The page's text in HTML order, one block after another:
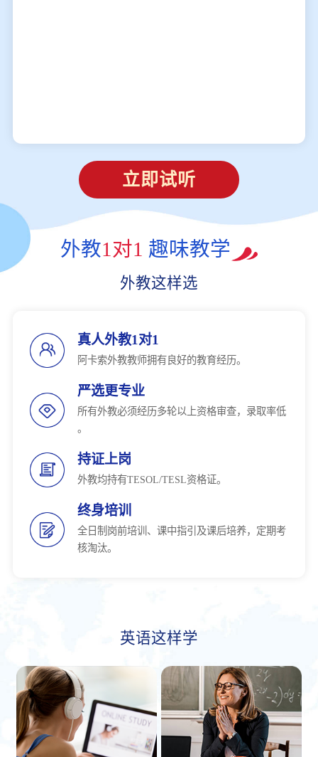
立即试听
外教1对1 趣味教学
外教这样选
真人外教1对1
阿卡索外教教师拥有良好的教育经历。
严选更专业
所有外教必须经历多轮以上资格审查，录取率低
。
持证上岗
外教均持有TESOL/TESL资格证。
终身培训
全日制岗前培训、课中指引及课后培养，定期考
核淘汰。
英语这样学